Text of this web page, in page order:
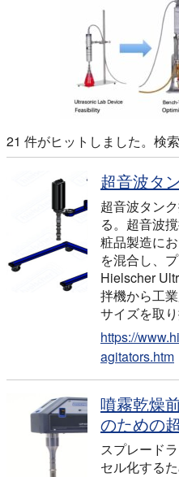
21 件がヒットしました。検
超音波タ
超音波タン
る。超音波
粧品製造に
を混合し、
Hielscher
拌機から工
サイズを取
https://
agitators.htm
噴霧乾燥
のための
スプレード
セル化する